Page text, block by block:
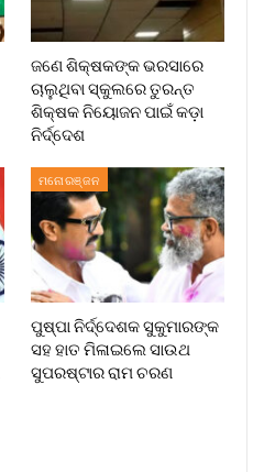
ଜଣେ ଶିକ୍ଷକଙ୍କ ଭରସାରେ
ଚାଲୁଥିବା ସ୍କୁଲରେ ତୁରନ୍ତ
ଶିକ୍ଷକ ନିୟୋଜନ ପାଇଁ କଡ଼ା
ନିର୍ଦ୍ଦେଶ
ମନୋରଞ୍ଜନ
ପୁଷ୍ପା ନିର୍ଦ୍ଦେଶକ ସୁକୁମାରଙ୍କ
ସହ ହାତ ମିଳାଇଲେ ସାଉଥ
ସୁପରଷ୍ଟାର ରାମ ଚରଣ